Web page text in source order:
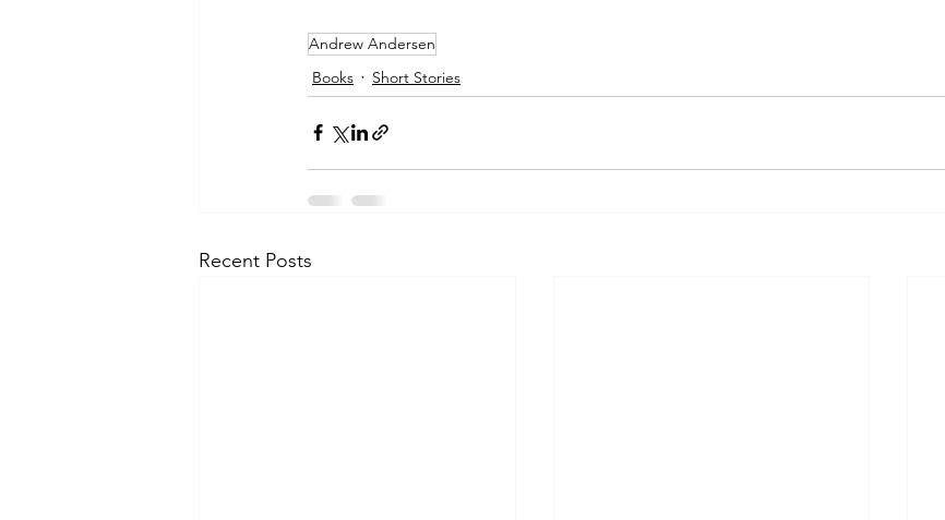
Andrew Andersen
Books
Short Stories
Recent Posts